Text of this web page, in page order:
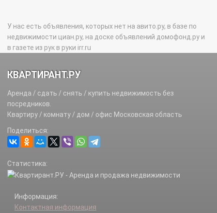
У нас есть объявления, которых нет на авито.ру, в базе по
недвижимости циан.ру, на доске объявлений домофонд.ру и
в газете из рук в руки irr.ru
КВАРТИРАНТ.РУ
Аренда / сдать / снять / купить недвижимость без
посредников.
Квартиру / комнату / дом / офис Московская область
Поделиться:
Статистика:
Информация:
Контактная информация